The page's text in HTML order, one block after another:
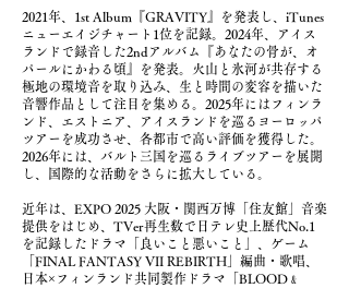
2021年、1st Album『GRAVITY』を発表し、iTunes
ニューエイジチャート1位を記録。2024年、アイス
ランドで録音した2ndアルバム『あなたの骨が、オ
パールにかわる頃』を発表。火山と氷河が共存する
極地の環境音を取り込み、生と時間の変容を描いた
音響作品として注目を集める。2025年にはフィンラ
ンド、エストニア、アイスランドを巡るヨーロッパ
ツアーを成功させ、各都市で高い評価を獲得した。
2026年には、バルト三国を巡るライブツアーを展開
し、国際的な活動をさらに拡大している。
近年は、EXPO 2025 大阪・関西万博「住友館」音楽
提供をはじめ、TVer再生数で日テレ史上歴代No.1
を記録したドラマ「良いこと悪いこと」、ゲーム
「FINAL FANTASY VII REBIRTH」編曲・歌唱、
日本×フィンランド共同製作ドラマ「BLOOD﹠